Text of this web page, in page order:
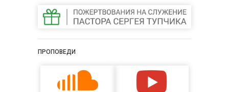
ПРОПОВЕДИ